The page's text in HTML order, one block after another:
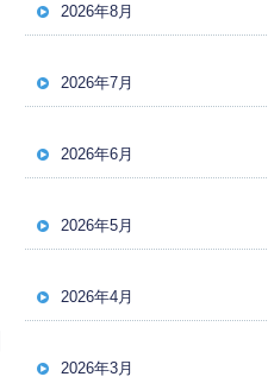
2026年8月
2026年7月
2026年6月
2026年5月
2026年4月
2026年3月